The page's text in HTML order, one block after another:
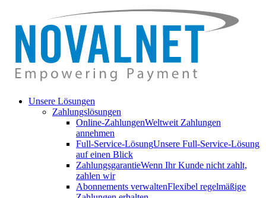
Unsere Lösungen
Zahlungslösungen
Online-ZahlungenWeltweit Zahlungen
annehmen
Full-Service-LösungUnsere Full-Service-Lösung
auf einen Blick
ZahlungsgarantieWenn Ihr Kunde nicht zahlt,
zahlen wir
Abonnements verwaltenFlexibel regelmäßige